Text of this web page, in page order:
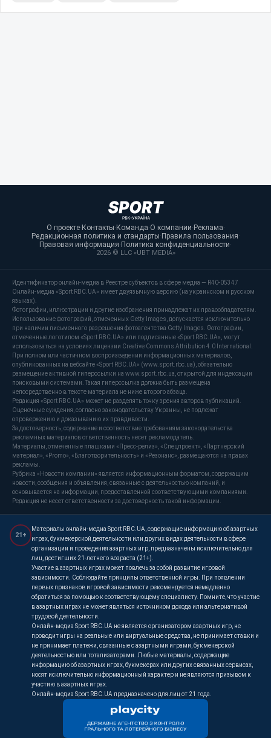
О проекте·Контакты·Команда·О компании·Реклама·
Редакционная политика и стандарты·Правила пользования·
Правовая информация·Политика конфиденциальности·
2026 © LLC «UBT MEDIA»
Идентификатор онлайн-медиа в Реестре субъектов в сфере медиа — R40-05347
Онлайн-медиа «Sport RBC.UA» имеет двуязычную версию (на украинском и русском
языках).
Фотографии, иллюстрации и другие изображения принадлежат их правообладателям.
Использование фотографий, отмеченных Getty Images, допускается исключительно
при наличии письменного разрешения фотоагентства Getty Images. Фотографии,
отмеченные логотипом «Sport RBC.UA» или подписанные «Sport RBC.UA», могут
использоваться на условиях лицензии Creative Commons Attribution 4.0 International.
При полном или частичном воспроизведении информационных материалов,
опубликованных на вебсайте «Sport RBC.UA» (www.sport.rbc.ua), обязательно
размещение активной гиперссылки на www.sport.rbc.ua, открытой для индексации
поисковыми системами. Такая гиперссылка должна быть размещена
непосредственно в тексте материала не ниже второго абзаца.
Редакция «Sport RBC.UA» может не разделять точку зрения авторов публикаций.
Оценочные суждения, согласно законодательству Украины, не подлежат
опровержению и доказыванию их правдивости.
За достоверность, содержание и соответствие требованиям законодательства
рекламных материалов ответственность несет рекламодатель.
Материалы, отмеченные плашками «Пресс-релиз», «Спецпроект», «Партнерский
материал», «Promo», «Благотворительность» и «Резонанс», размещаются на правах
рекламы.
Рубрика «Новости компании» является информационным форматом, содержащим
новости, сообщения и объявления, связанные с деятельностью компаний, и
основывается на информации, предоставленной соответствующими компаниями.
Редакция не несет ответственности за достоверность такой информации.
21+
Материалы онлайн-медиа Sport RBC.UA, содержащие информацию об азартных
играх, букмекерской деятельности или других видах деятельности в сфере
организации и проведения азартных игр, предназначены исключительно для
лиц, достигших 21-летнего возраста (21+).
Участие в азартных играх может повлечь за собой развитие игровой
зависимости. Соблюдайте принципы ответственной игры. При появлении
первых признаков игровой зависимости рекомендуется немедленно
обратиться за помощью к соответствующему специалисту. Помните, что участие
в азартных играх не может являться источником дохода или альтернативой
трудовой деятельности.
Онлайн-медиа Sport RBC.UA не является организатором азартных игр, не
проводит игры на реальные или виртуальные средства, не принимает ставки и
не принимает платежи, связанные с азартными играми, букмекерской
деятельностью или тотализаторами. Любые материалы, содержащие
информацию об азартных играх, букмекерах или других связанных сервисах,
носят исключительно информационный характер и не являются призывом к
участию в азартных играх.
Онлайн-медиа Sport RBC.UA предназначено для лиц от 21 года.